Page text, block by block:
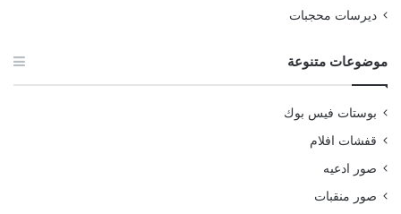
ديرسات محجبات
موضوعات متنوعة
بوستات فيس بوك
قفشات افلام
صور ادعيه
صور منقبات